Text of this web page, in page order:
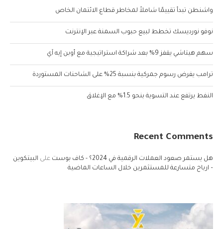
واشنطن تبدأ تقييمًا شاملاً لمخاطر قطاع الائتمان الخاص
نوفو نورديسك تخطط لبيع حبوب السمنة عبر الإنترنت
سهم هيتاشي يقفز 9% بعد شراكة استراتيجية مع أوبن إيه آي
ترامب يفرض رسوم جمركية بنسبة 25% على الشاحنات المستوردة
النفط يرتفع عند التسوية بنحو 1.5% مع الإغلاق
Recent Comments
هل يستمر صعود العملات الرقمية في 2024؟ - كاف بوست على البيتكوين
– ارباح متسارعة للمستثمرين خلال الساعات الماضية